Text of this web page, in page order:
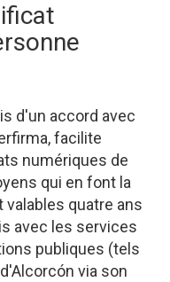
d'un accord avec
facilite
numériques de
qui en font la
quatre ans
avec les services
publiques (tels
via son